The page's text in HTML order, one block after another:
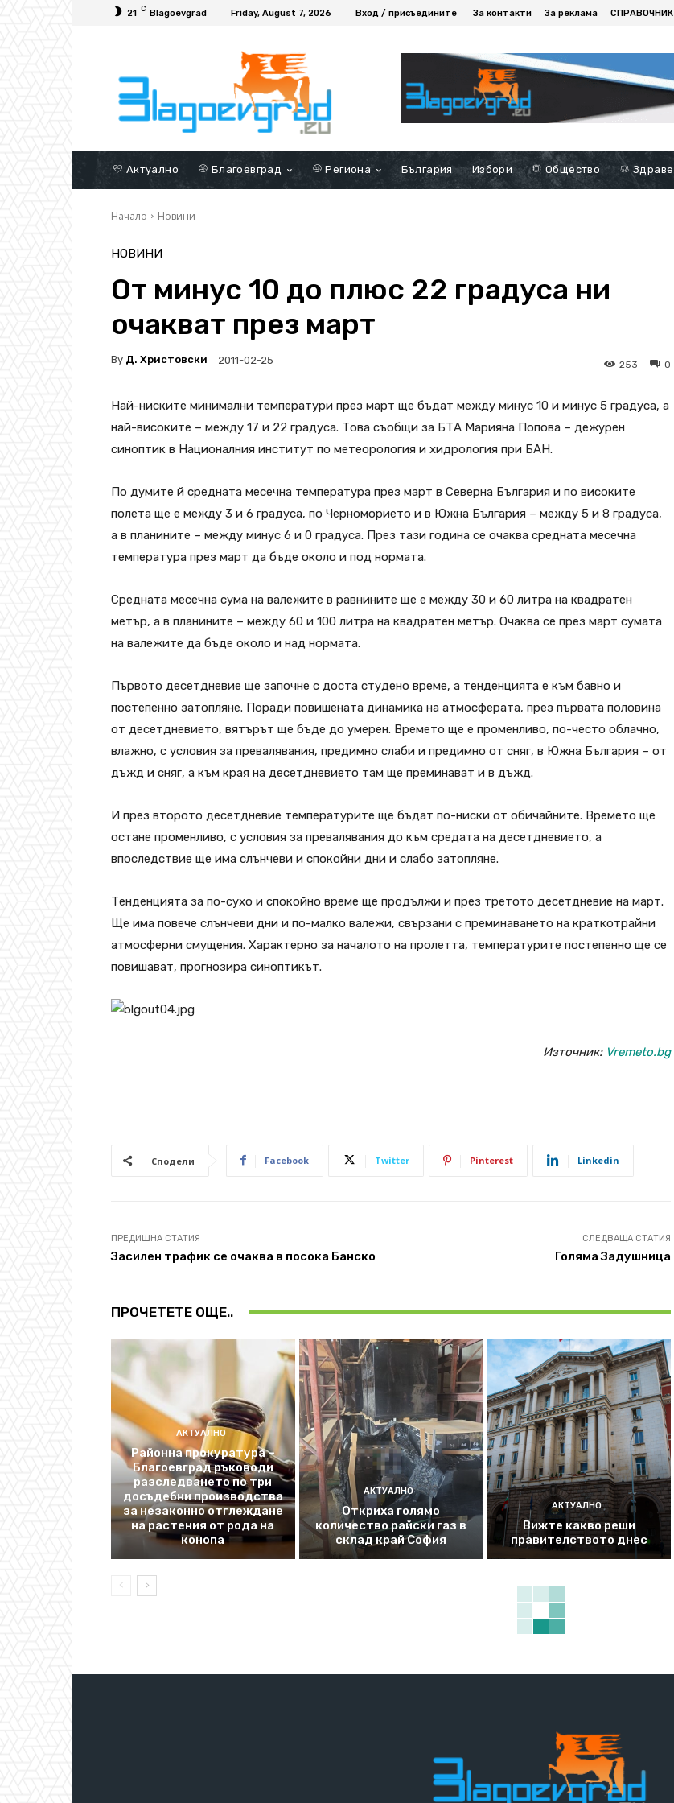
21 C Blagoevgrad Friday, August 7, 2026 Вход / присъедините За контакти За реклама СПРАВОЧНИК
Актуално Благоевград Региона България Избори Общество Здраве
Начало Новини
НОВИНИ
От минус 10 до плюс 22 градуса ни
очакват през март
By Д. Христовски 2011-02-25 0
253
Най-ниските минимални температури през март ще бъдат между минус 10 и минус 5 градуса, а
най-високите – между 17 и 22 градуса. Това съобщи за БТА Марияна Попова – дежурен
синоптик в Националния институт по метеорология и хидрология при БАН.
По думите й средната месечна температура през март в Северна България и по високите
полета ще е между 3 и 6 градуса, по Черноморието и в Южна България – между 5 и 8 градуса,
а в планините – между минус 6 и 0 градуса. През тази година се очаква средната месечна
температура през март да бъде около и под нормата.
Средната месечна сума на валежите в равнините ще е между 30 и 60 литра на квадратен
метър, а в планините – между 60 и 100 литра на квадратен метър. Очаква се през март сумата
на валежите да бъде около и над нормата.
Първото десетдневие ще започне с доста студено време, а тенденцията е към бавно и
постепенно затопляне. Поради повишената динамика на атмосферата, през първата половина
от десетдневието, вятърът ще бъде до умерен. Времето ще е променливо, по-често облачно,
влажно, с условия за превалявания, предимно слаби и предимно от сняг, в Южна България – от
дъжд и сняг, а към края на десетдневието там ще преминават и в дъжд.
И през второто десетдневие температурите ще бъдат по-ниски от обичайните. Времето ще
остане променливо, с условия за превалявания до към средата на десетдневието, а
впоследствие ще има слънчеви и спокойни дни и слабо затопляне.
Тенденцията за по-сухо и спокойно време ще продължи и през третото десетдневие на март.
Ще има повече слънчеви дни и по-малко валежи, свързани с преминаването на краткотрайни
атмосферни смущения. Характерно за началото на пролетта, температурите постепенно ще се
повишават, прогнозира синоптикът.
Източник: Vremeto.bg
Сподели Facebook Twitter Pinterest Linkedin
ПРЕДИШНА СТАТИЯ
Засилен трафик се очаква в посока Банско
СЛЕДВАЩА СТАТИЯ
Голяма Задушница
ПРОЧЕТЕТЕ ОЩЕ..
АКТУАЛНО
Районна прокуратура –
Благоевград ръководи
разследването по три
досъдебни производства
за незаконно отглеждане
на растения от рода на
конопа
АКТУАЛНО
Откриха голямо
количество райски газ в
склад край София
АКТУАЛНО
Вижте какво реши
правителството днес